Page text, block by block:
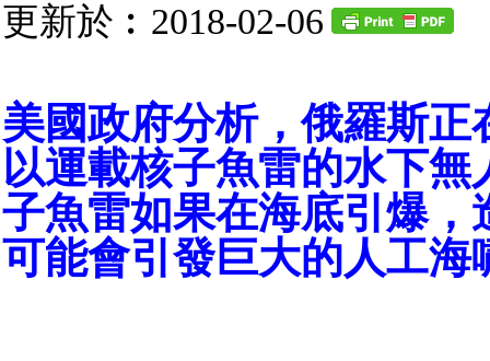
更新於︰2018-02-06
美國政府分析，俄羅斯正
以運載核子魚雷的水下無
子魚雷如果在海底引爆，
可能會引發巨大的人工海